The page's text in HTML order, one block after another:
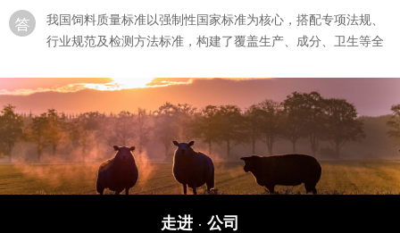
我国饲料质量标准以强制性国家标准为核心，搭配专项法规、
行业规范及检测方法标准，构建了覆盖生产、成分、卫生等全
猪饲料的选购？
猪饲料的选购直接影响生猪生长效率、养殖成本及猪肉产品，
需结合猪的生长阶段、饲料质量标准、自身养殖需求综合判
断，同时规避 “···
如何确保饲料生产过程符合质量标准？
走进 · 公司